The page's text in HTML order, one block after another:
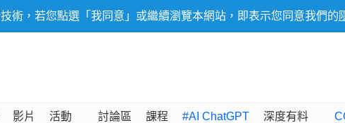
術，若您點選「我同意」或繼續瀏覽本網站，即表示您同意我們的
影片 活動 討論區 課程 #AI ChatGPT 深度有料